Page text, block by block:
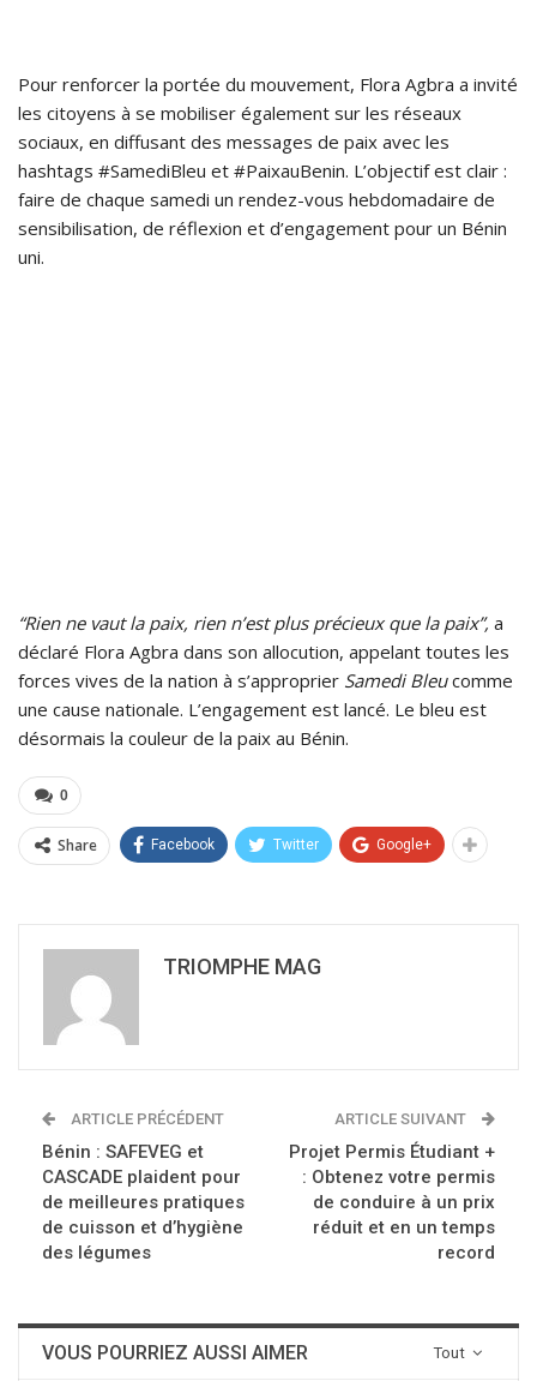
Pour renforcer la portée du mouvement, Flora Agbra a invité
les citoyens à se mobiliser également sur les réseaux
sociaux, en diffusant des messages de paix avec les
hashtags #SamediBleu et #PaixauBenin. L’objectif est clair :
faire de chaque samedi un rendez-vous hebdomadaire de
sensibilisation, de réflexion et d’engagement pour un Bénin
uni.
“Rien ne vaut la paix, rien n’est plus précieux que la paix”, a
déclaré Flora Agbra dans son allocution, appelant toutes les
forces vives de la nation à s’approprier Samedi Bleucomme
une cause nationale. L’engagement est lancé. Le bleu est
désormais la couleur de la paix au Bénin.
0
Share Facebook Twitter Google+
TRIOMPHE MAG
ARTICLE PRÉCÉDENT
Bénin : SAFEVEG et
CASCADE plaident pour
de meilleures pratiques
de cuisson et d’hygiène
des légumes
ARTICLE SUIVANT
Projet Permis Étudiant +
: Obtenez votre permis
de conduire à un prix
réduit et en un temps
record
Tout
VOUS POURRIEZ AUSSI AIMER